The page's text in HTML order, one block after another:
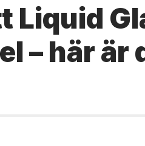
Liquid
– här är